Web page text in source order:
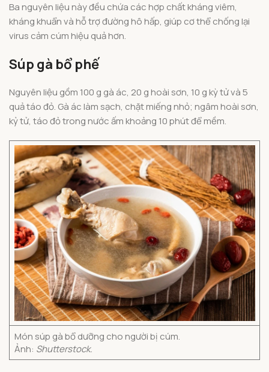
Ba nguyên liệu này đều chứa các hợp chất kháng viêm,
kháng khuẩn và hỗ trợ đường hô hấp, giúp cơ thể chống lại
virus cảm cúm hiệu quả hơn.
Súp gà bổ phế
Nguyên liệu gồm 100 g gà ác, 20 g hoài sơn, 10 g kỳ tử và 5
quả táo đỏ. Gà ác làm sạch, chặt miếng nhỏ; ngâm hoài sơn,
kỷ tử, táo đỏ trong nước ấm khoảng 10 phút để mềm.
Món súp gà bổ dưỡng cho người bị cúm.
Ảnh: Shutterstock.